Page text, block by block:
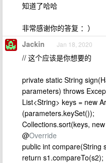
知道了哈哈
非常感谢你的答复 ：）
Jackin Jan 18, 2020
// 这个应该是你想要的
private static String
parameters) throws
List<String> keys = new
(parameters.keySet());
Collections.sort(keys,
@Override
public int compare(String
return s1.compareTo(s2);